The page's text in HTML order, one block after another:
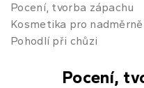
Pocení, tvorba zápachu
Kosmetika pro
Pohodlí při chůzi
Pocení,